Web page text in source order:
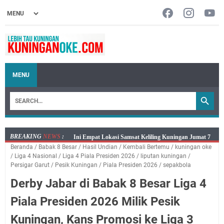
MENU
BREAKING NEWS :
Jumat 7 Agustus 2026 Mobil SIM Keliling Ada di
Kecamatan Sindangagung
Embun Pagi Jumat 8 Agustus 2026: Jika Keberkahan
Kelaparan Meskipun Memiliki Sekarung Penuh Uang
Salat Lima Waktu itu Bukan Cuma Kewajiban, Tapi
Beranda / Babak 8 Besar / Hasil Undian / Kembali Bertemu / kuningan oke
/ Liga 4 Nasional / Liga 4 Piala Presiden 2026 / liputan kuningan /
Persigar Garut / Pesik Kuningan / Piala Presiden 2026 / sepakbola
Derby Jabar di Babak 8 Besar Liga 4
Piala Presiden 2026 Milik Pesik
Kuningan, Kans Promosi ke Liga 3